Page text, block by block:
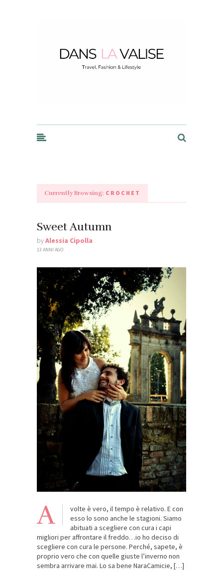
Currently Browsing: CROCHET
Sweet Autumn
byAlessia Cipolla
13 ANNI AGO
A
volte è vero, il tempo è relativo. E con
esso lo sono anche le stagioni. Siamo
abituati a scegliere con cura i capi
migliori per affrontare il freddo…io ho deciso di
scegliere con cura le persone. Perché, sapete, è
proprio vero che con quelle giuste l’inverno non
sembra arrivare mai. Lo sa bene NaraCamicie, […]